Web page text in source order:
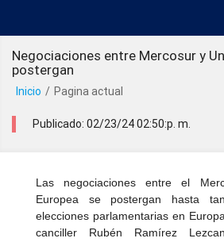
Negociaciones entre Mercosur y
postergan
Inicio / Pagina actual
Publicado: 02/23/24 02:50:p. m.
Las negociaciones entre el
Europea se postergan hasta
elecciones parlamentarias en
canciller Rubén Ramírez